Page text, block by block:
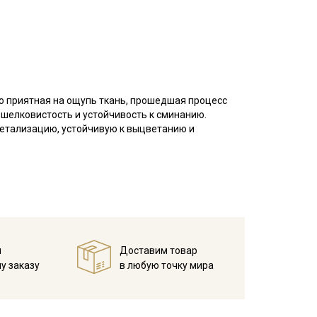
приятная на ощупь ткань, прошедшая процесс
и устойчивость к сминанию.
устойчивую к выцветанию и
и природного изящества в стиле
но не линяют, перед пошивом постирайте
в 1 слой и прогладьте.
заказу
Доставим товар
в любую точку мира